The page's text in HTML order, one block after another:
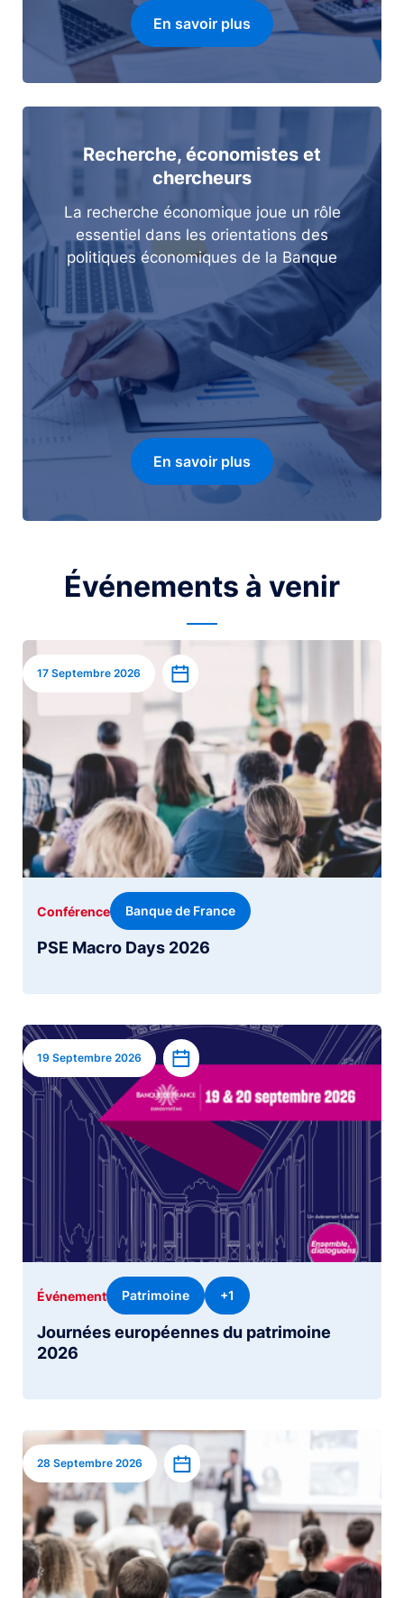
En savoir plus
Recherche, économistes et
chercheurs
La recherche économique joue un rôle
essentiel dans les orientations des
politiques économiques de la Banque
En savoir plus
Événements à venir
Image
17 Septembre 2026 Ajouter à l’agenda
PSE Macro Days 2026
Conférence Banque de France
Image
19 Septembre 2026 Ajouter à l’agenda
Journées européennes du patrimoine
2026
Événement Patrimoine +1
Image
28 Septembre 2026 Ajouter à l’agenda